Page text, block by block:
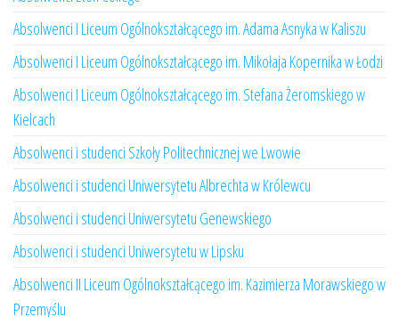
Absolwenci I Liceum Ogólnokształcącego im. Adama Asnyka w Kaliszu
Absolwenci I Liceum Ogólnokształcącego im. Mikołaja Kopernika w Łodzi
Absolwenci I Liceum Ogólnokształcącego im. Stefana Żeromskiego w
Kielcach
Absolwenci i studenci Szkoły Politechnicznej we Lwowie
Absolwenci i studenci Uniwersytetu Albrechta w Królewcu
Absolwenci i studenci Uniwersytetu Genewskiego
Absolwenci i studenci Uniwersytetu w Lipsku
Absolwenci II Liceum Ogólnokształcącego im. Kazimierza Morawskiego w
Przemyślu